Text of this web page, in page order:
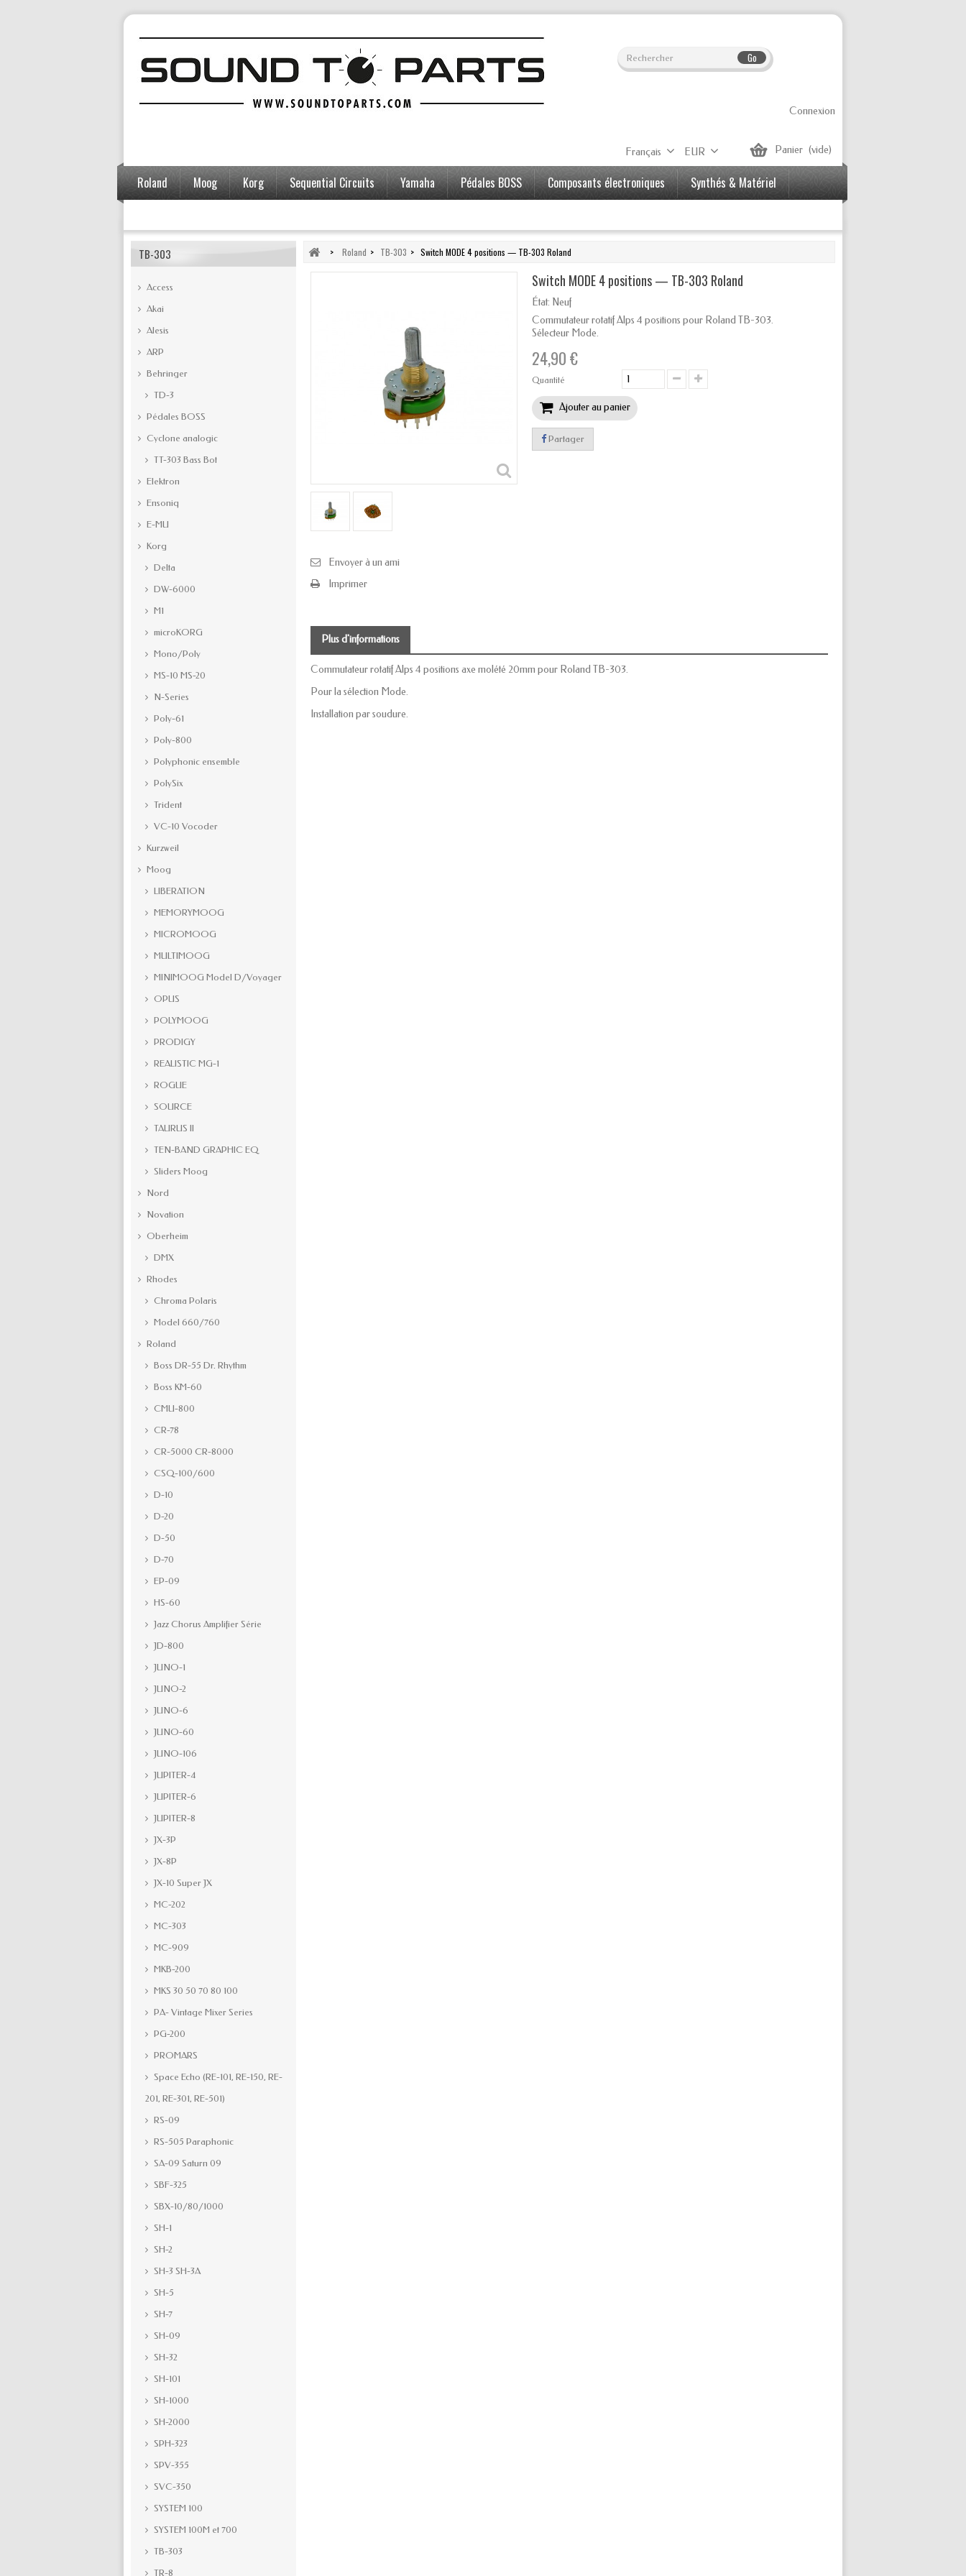
Go
Connexion
Panier (vide)
EUR
Français
Roland Moog Korg Sequential Circuits Yamaha Pédales BOSS Composants électroniques
Synthés & Matériel
TB-303
Access
Akai
Alesis
ARP
Behringer
TD-3
Pédales BOSS
Cyclone analogic
TT-303 Bass Bot
Elektron
Ensoniq
E-MU
Korg
Delta
DW-6000
M1
microKORG
Mono/Poly
MS-10 MS-20
N-Series
Poly-61
Poly-800
Polyphonic ensemble
PolySix
Trident
VC-10 Vocoder
Kurzweil
Moog
LIBERATION
MEMORYMOOG
MICROMOOG
MULTIMOOG
MINIMOOG Model D/Voyager
OPUS
POLYMOOG
PRODIGY
REALISTIC MG-1
ROGUE
SOURCE
TAURUS II
TEN-BAND GRAPHIC EQ
Sliders Moog
Nord
Novation
Oberheim
DMX
Rhodes
Chroma Polaris
Model 660/760
Roland
Boss DR-55 Dr. Rhythm
Boss KM-60
CMU-800
CR-78
CR-5000 CR-8000
CSQ-100/600
D-10
D-20
D-50
D-70
EP-09
HS-60
Jazz Chorus Amplifier Série
JD-800
JUNO-1
JUNO-2
JUNO-6
JUNO-60
JUNO-106
JUPITER-4
JUPITER-6
JUPITER-8
JX-3P
JX-8P
JX-10 Super JX
MC-202
MC-303
MC-909
MKB-200
MKS 30 50 70 80 100
PA- Vintage Mixer Series
PG-200
PROMARS
Space Echo (RE-101, RE-150, RE-
201, RE-301, RE-501)
RS-09
RS-505 Paraphonic
SA-09 Saturn 09
SBF-325
SBX-10/80/1000
SH-1
SH-2
SH-3 SH-3A
SH-5
SH-7
SH-09
SH-32
SH-101
SH-1000
SH-2000
SPH-323
SPV-355
SVC-350
SYSTEM 100
SYSTEM 100M et 700
TB-303
TR-8
> Roland > TB-303 > Switch MODE 4 positions — TB-303 Roland
Envoyer à un ami
Imprimer
Switch MODE 4 positions — TB-303 Roland
État: Neuf
Commutateur rotatif Alps 4 positions pour Roland TB-303.
Sélecteur Mode.
24,90 €
Quantité
Ajouter au panier
Partager
Plus d'informations
Commutateur rotatif Alps 4 positions axe molété 20mm pour Roland TB-303.
Pour la sélection Mode.
Installation par soudure.